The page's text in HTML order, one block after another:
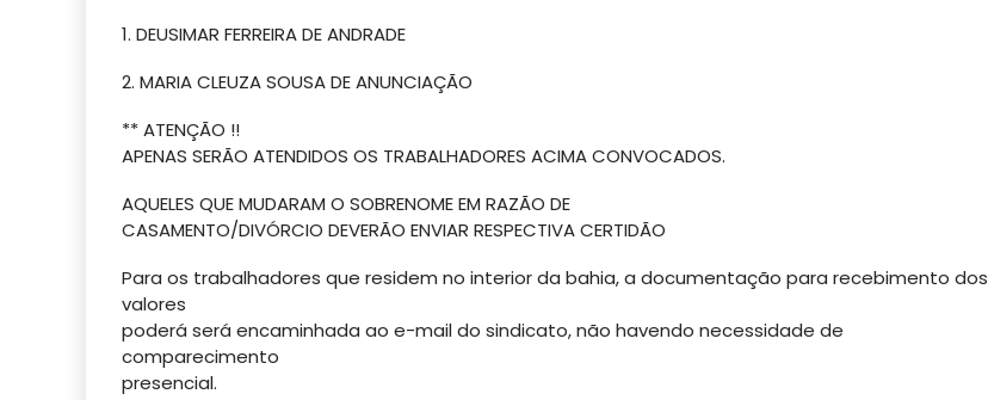
1. DEUSIMAR FERREIRA DE ANDRADE
2. MARIA CLEUZA SOUSA DE ANUNCIAÇÃO
** ATENÇÃO !!
APENAS SERÃO ATENDIDOS OS TRABALHADORES ACIMA CONVOCADOS.
AQUELES QUE MUDARAM O SOBRENOME EM RAZÃO DE
CASAMENTO/DIVÓRCIO DEVERÃO ENVIAR RESPECTIVA CERTIDÃO
Para os trabalhadores que residem no interior da bahia, a documentação para recebimento dos
valores
poderá será encaminhada ao e-mail do sindicato, não havendo necessidade de
comparecimento
presencial.